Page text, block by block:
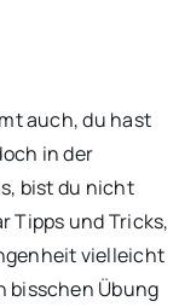
auch, du hast
in der
bist du nicht
Tipps und Tricks,
vielleicht
bisschen Übung